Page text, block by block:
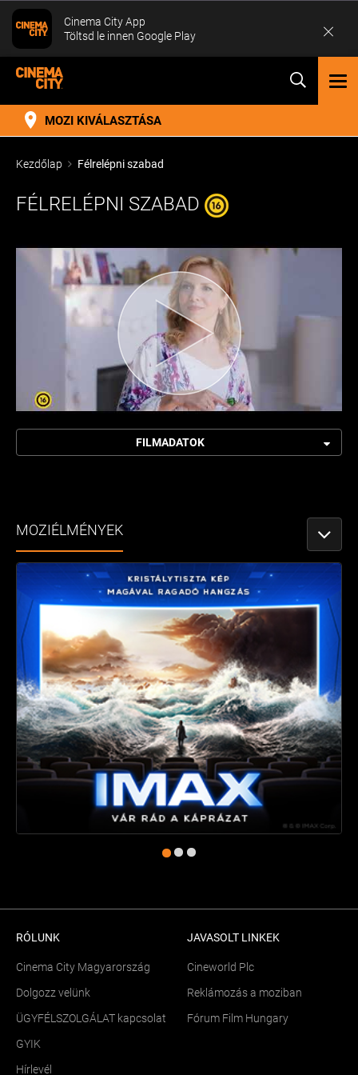
MOZI KIVÁLASZTÁSA
Kezdőlap Félrelépni szabad
FÉLRELÉPNI SZABAD
FILMADATOK
MOZIÉLMÉNYEK
RÓLUNK
Cinema City Magyarország
Dolgozz velünk
ÜGYFÉLSZOLGÁLAT kapcsolat
GYIK
Hírlevél
JAVASOLT LINKEK
Cineworld Plc
Reklámozás a moziban
Fórum Film Hungary
Cinema City App
Töltsd le innen Google Play